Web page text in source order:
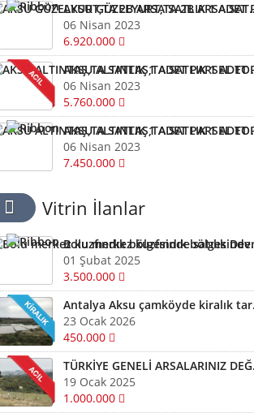
AKSU
06 Nisan 2023
6.920.000
AKSU
06 Nisan 2023
5.760.000
AKSU
06 Nisan 2023
7.450.000
Vitrin İlanlar
Bolu merkez
01 Şubat 2025
3.500.000
23 Ocak 2026
450.000
TÜRKİYE
19 Ocak 2025
1.000.000